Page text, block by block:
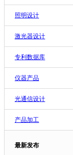
照明设计
激光器设计
专利数据库
仪器产品
光通信设计
产品加工
最新发布